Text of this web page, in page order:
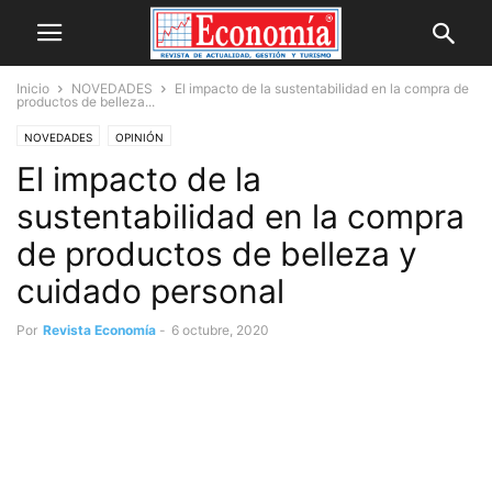
Inicio NOVEDADES
El impacto de la sustentabilidad en la compra de
productos de belleza...
NOVEDADES OPINIÓN
El impacto de la
sustentabilidad en la compra
de productos de belleza y
cuidado personal
Por Revista Economía - 6 octubre, 2020